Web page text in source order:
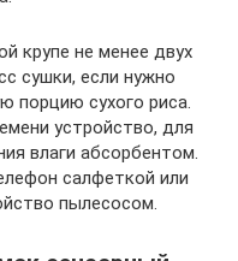
крупе не менее двух
сушки, если нужно
порцию сухого риса.
устройство, для
влаги абсорбентом.
салфеткой или
пылесосом.